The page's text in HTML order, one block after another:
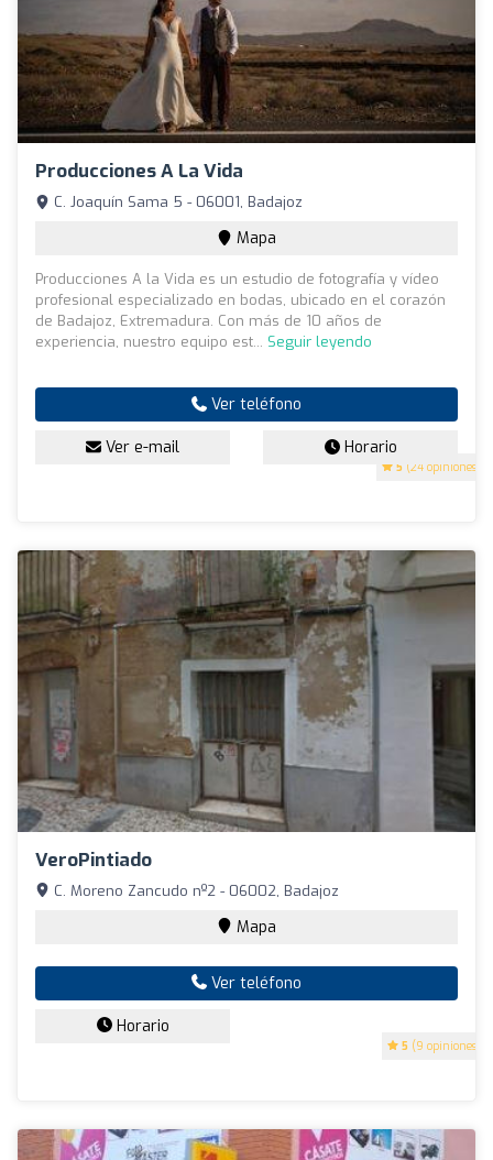
Producciones A La Vida
5 (24 opiniones)
C. Joaquín Sama 5 - 06001, Badajoz
Mapa
Producciones A la Vida es un estudio de fotografía y vídeo
profesional especializado en bodas, ubicado en el corazón
de Badajoz, Extremadura. Con más de 10 años de
experiencia, nuestro equipo est... Seguir leyendo
Ver teléfono
Ver e-mail Horario
VeroPintiado
5 (9 opiniones)
C. Moreno Zancudo nº2 - 06002, Badajoz
Mapa
Ver teléfono
Horario